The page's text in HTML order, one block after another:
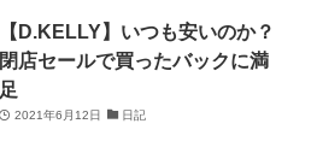
【D.KELLY】いつも安いのか？
閉店セールで買ったバックに満
足
2021年6月12日 日記